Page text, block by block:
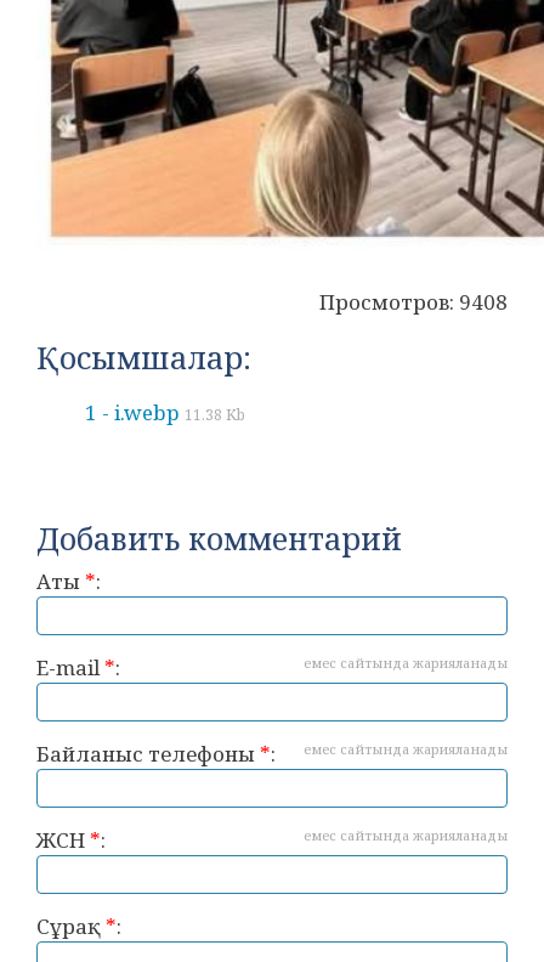
Просмотров: 9408
Қосымшалар:
1 - i.webp 11.38 Kb
Добавить комментарий
Аты *:
E-mail*: емес сайтында жарияланады
Байланыс телефоны *: емес сайтында жарияланады
ЖСН *: емес сайтында жарияланады
Сұрақ *: